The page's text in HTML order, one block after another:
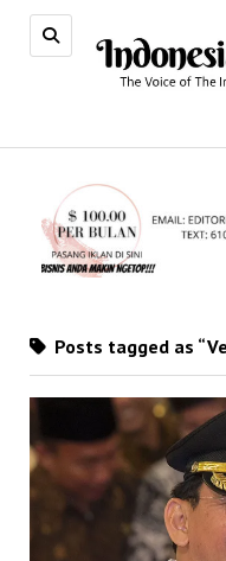
Posts tagged as